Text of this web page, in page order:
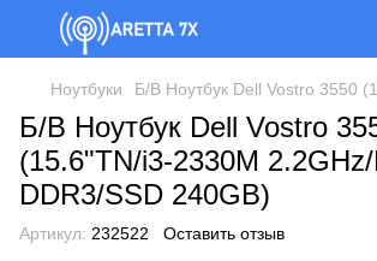
Ноутбуки Б/В Ноутбук Dell Vostro 3550
Б/В Ноутбук Dell Vostro
(15.6"TN/i3-2330M
DDR3/SSD 240GB)
Артикул: 232522 Оставить отзыв